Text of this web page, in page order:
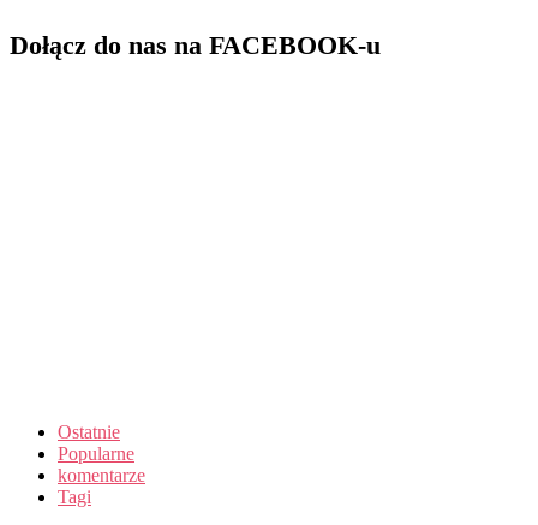
Dołącz do nas na FACEBOOK-u
Ostatnie
Popularne
komentarze
Tagi